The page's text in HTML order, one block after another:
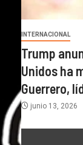
INTERNACIONAL
Trump
Unidos ha
Guerrero,
junio 13, 2026